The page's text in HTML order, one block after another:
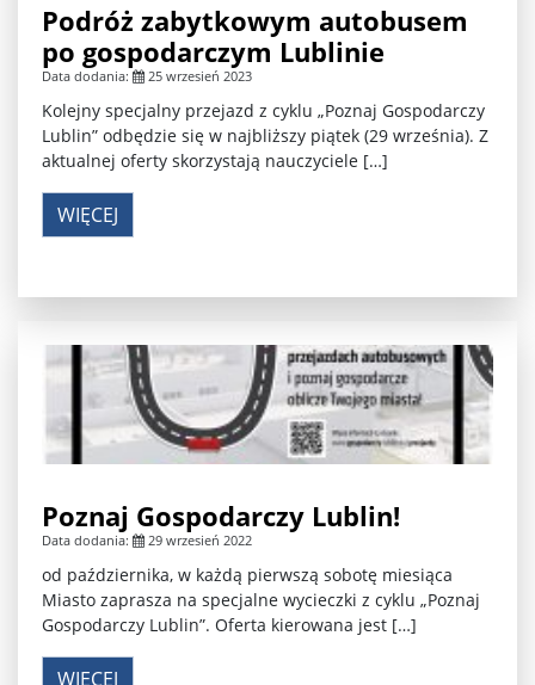
Podróż zabytkowym autobusem
po gospodarczym Lublinie
Data dodania: 25 wrzesień 2023
Kolejny specjalny przejazd z cyklu „Poznaj Gospodarczy
Lublin” odbędzie się w najbliższy piątek (29 września). Z
aktualnej oferty skorzystają nauczyciele […]
WIĘCEJ
Poznaj Gospodarczy Lublin!
Data dodania: 29 wrzesień 2022
od października, w każdą pierwszą sobotę miesiąca
Miasto zaprasza na specjalne wycieczki z cyklu „Poznaj
Gospodarczy Lublin”. Oferta kierowana jest […]
WIĘCEJ